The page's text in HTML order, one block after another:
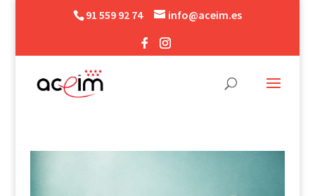
91 559 92 74 info@aceim.es